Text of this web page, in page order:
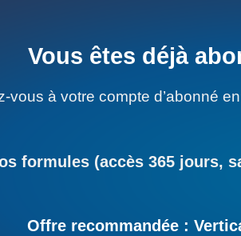
Vous êtes déjà
vous à votre compte d’abonné
formules (accès 365 jours,
Offre recommandée :